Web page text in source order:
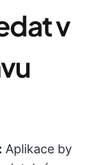
v
Aplikace by